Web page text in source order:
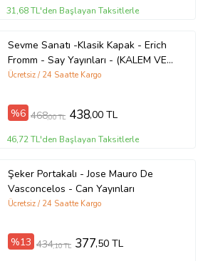
31,68 TL'den Başlayan Taksitlerle
Sevme Sanatı -Klasik Kapak - Erich
Fromm - Say Yayınları - (KALEM VE
NOT DEFTERLİ) (Renksiz)
Ücretsiz / 24 Saatte Kargo
%6 468,00 TL 438,00 TL
46,72 TL'den Başlayan Taksitlerle
Şeker Portakalı - Jose Mauro De
Vasconcelos - Can Yayınları
Ücretsiz / 24 Saatte Kargo
%13 434,10 TL 377,50 TL